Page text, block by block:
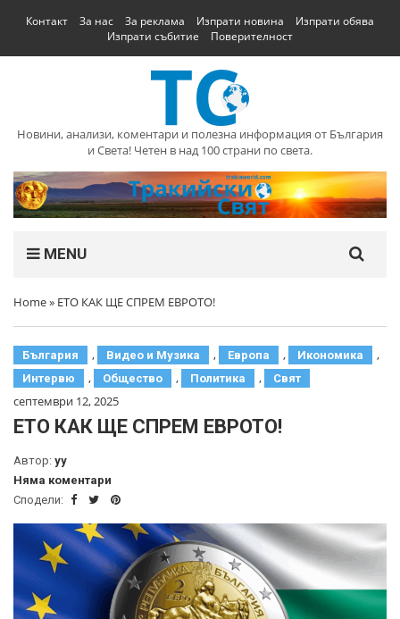
Контакт За нас За реклама Изпрати новина
Изпрати обява
Изпрати събитие
Поверителност
Новини, анализи, коментари и полезна информация от България
и Света! Четен в над 100 страни по света.
MENU
Home» ЕТО КАК ЩЕ СПРЕМ ЕВРОТО!
България , Видео и Музика , Европа , Икономика ,
Интервю , Общество , Политика , Свят
септември 12, 2025
ЕТО КАК ЩЕ СПРЕМ ЕВРОТО!
Автор: yy
Няма коментари
Сподели: